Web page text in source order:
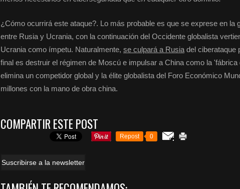
¿Cómo ocurrirá este ataque?. Lo más probable es que se exprese en la
entre Rusia y Ucrania, con la continuación del Occidente globalista
Ucrania como ímpetu. Naturalmente, se culpará a Rusia del ciberataque
final es destruir el régimen de Moscú e impulsar a China como la 'fábrica
elimina un competidor global y la élite globalista del Foro Económico
millones con la mano de obra china.
COMPARTIR ESTE POST
Repost 0
Suscribirse a la newsletter